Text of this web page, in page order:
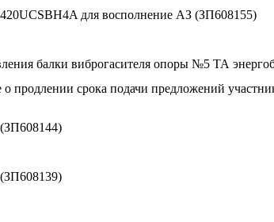
для восполнение АЗ (ЗП608155)
балки виброгасителя опоры №5 ТА
продлении срока подачи предложений